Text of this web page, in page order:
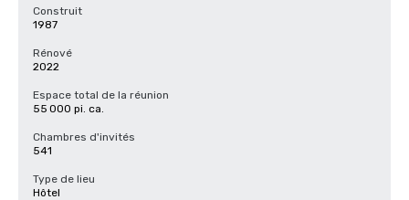
Construit
1987
Rénové
2022
Espace total de la réunion
55 000 pi. ca.
Chambres d'invités
541
Type de lieu
Hôtel